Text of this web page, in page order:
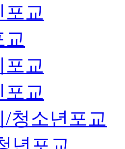
교
교
포교
/청소년포교